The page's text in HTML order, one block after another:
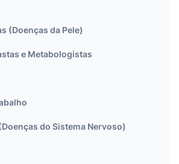
(Doenças da Pele)
e Metabologistas
do Sistema Nervoso)